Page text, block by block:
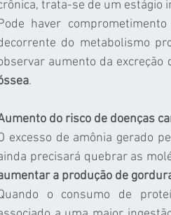
trata-se de um estágio
haver
do metabolismo
aumento da
.
do risco de doenças
excesso de amônia gerado
a produção de
o consumo de